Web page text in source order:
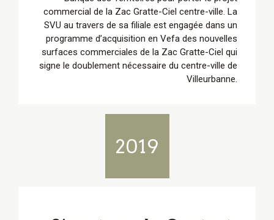
commercial de la Zac Gratte-Ciel centre-ville. La
SVU au travers de sa filiale est engagée dans un
programme d’acquisition en Vefa des nouvelles
surfaces commerciales de la Zac Gratte-Ciel qui
signe le doublement nécessaire du centre-ville de
Villeurbanne.
2019